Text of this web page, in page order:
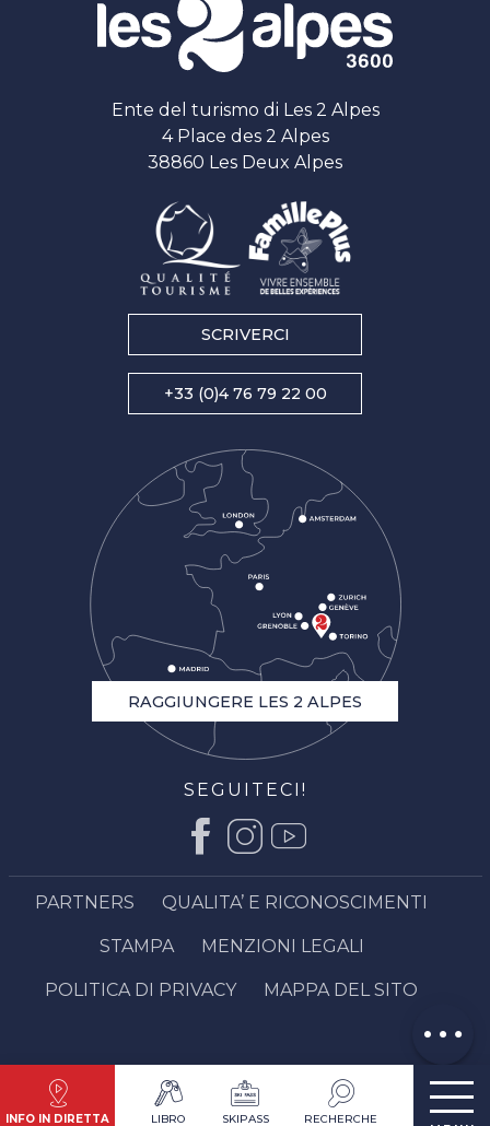
INFO IN DIRETTA LIBRO SKIPASS RECHERCHE
Ente del turismo di Les 2 Alpes
4 Place des 2 Alpes
38860 Les Deux Alpes
SCRIVERCI
+33 (0)4 76 79 22 00
RAGGIUNGERE LES 2 ALPES
SEGUITECI!
PARTNERS QUALITA’ E RICONOSCIMENTI
STAMPA MENZIONI LEGALI
POLITICA DI PRIVACY MAPPA DEL SITO